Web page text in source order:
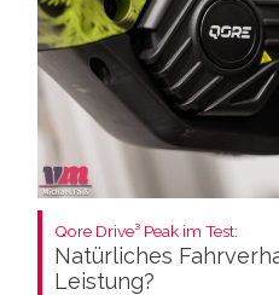
Qore Drive³ Peak im Test:
Natürliches
Leistung?